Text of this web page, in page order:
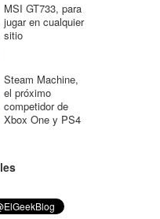
MSI GT733, para
jugar en cualquier
sitio
Steam Machine,
el próximo
competidor de
Xbox One y PS4